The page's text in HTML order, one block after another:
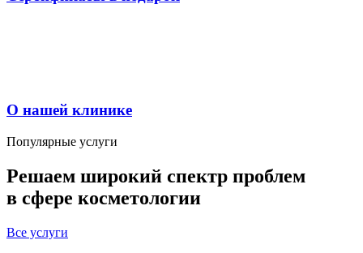
О нашей клинике
Популярные услуги
Решаем широкий спектр проблем
в сфере косметологии
Все услуги